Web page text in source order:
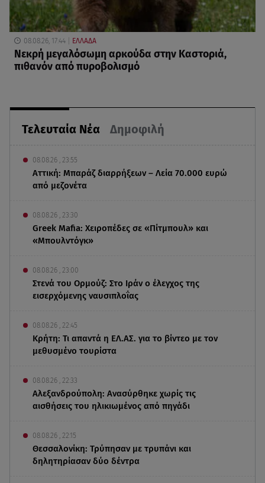
Τελευταία Νέα Δημοφιλή
08.08.26 , 23:55
Αττική: Μπαράζ διαρρήξεων – Λεία 70.000 ευρώ
από μεζονέτα
08.08.26 , 23:30
Greek Mafia: Χειροπέδες σε «Πίτμπουλ» και
«Μπουλντόγκ»
08.08.26 , 23:00
Στενά του Ορμούζ: Στο Ιράν ο έλεγχος της
εισερχόμενης ναυσιπλοΐας
08.08.26 , 22:45
Κρήτη: Τι απαντά η ΕΛ.ΑΣ. για το βίντεο με τον
μεθυσμένο τουρίστα
08.08.26 , 22:33
Αλεξανδρούπολη: Ανασύρθηκε χωρίς τις
αισθήσεις του ηλικιωμένος από πηγάδι
08.08.26 , 22:15
Θεσσαλονίκη: Τρύπησαν με τρυπάνι και
δηλητηρίασαν δύο δέντρα
08.08.26, 17:44 ΕΛΛΑΔΑ
Νεκρή μεγαλόσωμη αρκούδα στην Καστοριά,
πιθανόν από πυροβολισμό